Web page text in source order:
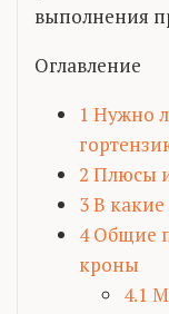
выполнения
Оглавление
1 Нужно
2 Плюсы
3В
4Общие
кроны
4.1